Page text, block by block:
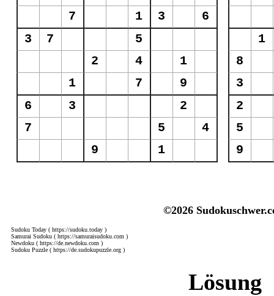
©2026
Sudoku Today ( https://sudoku.today )
Samurai Sudoku ( https://samuraisudoku.com )
Newdoku ( https://de.newdoku.com )
Sudoku Puzzle ( https://de.sudokupuzzle.org )
Lösung